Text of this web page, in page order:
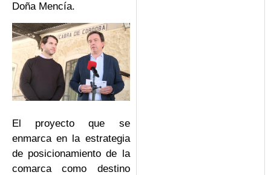
Doña Mencía.
El proyecto que se
enmarca en la estrategia
de posicionamiento de la
comarca como destino